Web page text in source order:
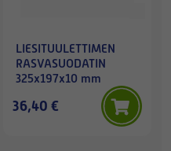
LIESITUULETTIMEN
RASVASUODATIN
325x197x10 mm
36,40 €